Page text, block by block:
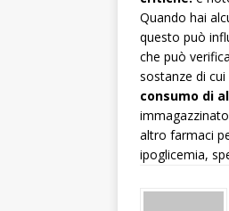
Quando hai
questo può
che può
sostanze di
consumo di
altro farmaci
ipoglicemia,